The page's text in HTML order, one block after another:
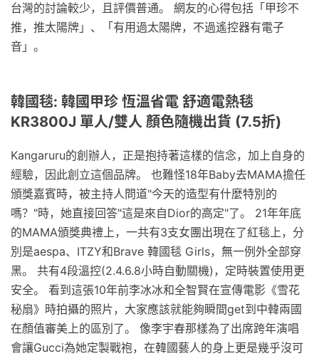
台灣的討論較少，且評價普通。 網友的心得包括「甲珍不
推，推太陽牌」、「有用過太陽牌，不過遙控器有電子
音」。
韓國毯: 韓國甲珍 恆溫省電 舒適電熱毯
KR3800J 單人/雙人 顏色隨機出貨 (7.5折)
Kangaruru的創辦人，正是抱持著這樣的信念，加上自身的
經驗，因此創立這個品牌。 也難怪18年Baby去MAMA擔任
頒獎嘉賓時，被主持人問道"今天的造型有什麼特別的
嗎？"時，她直接回答"這是來自Dior的高定"了。 21年年底
的MAMA頒獎典禮上，一共有3支女團出現在了紅毯上，分
別是aespa、ITZY和Brave 韓國毯 Girls，無一例外全部穿
黑。 共有4段溫控(2.4.6.8小時自動關機)，定時裝置使用更
安全。 看到這張10年前李冰冰和全智賢在宣傳電影《雪花
秘扇》時拍攝的照片，大家應該就能夠瞬間get到中韓兩國
在顏值審美上的區別了。 像李宇春那樣為了出席跨年演唱
會讓Gucci為她定製戰袍，在韓國藝人的身上更是幾乎沒可